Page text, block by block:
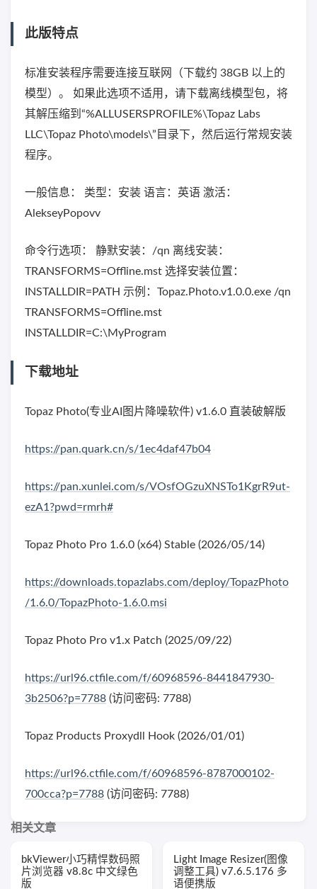
此版特点
标准安装程序需要连接互联网（下载约 38GB 以上的
模型）。 如果此选项不适用，请下载离线模型包，将
其解压缩到“%ALLUSERSPROFILE%\Topaz Labs
LLC\Topaz Photo\models\”目录下，然后运行常规安装
程序。
一般信息： 类型：安装 语言：英语 激活：
AlekseyPopovv
命令行选项： 静默安装：/qn 离线安装：
TRANSFORMS=Offline.mst 选择安装位置：
INSTALLDIR=PATH 示例：Topaz.Photo.v1.0.0.exe /qn
TRANSFORMS=Offline.mst
INSTALLDIR=C:\MyProgram
下载地址
Topaz Photo(专业AI图片降噪软件) v1.6.0 直装破解版
https://pan.quark.cn/s/1ec4daf47b04
https://pan.xunlei.com/s/VOsfOGzuXNSTo1KgrR9ut-
ezA1?pwd=rmrh#
Topaz Photo Pro 1.6.0 (x64) Stable (2026/05/14)
https://downloads.topazlabs.com/deploy/TopazPhoto
/1.6.0/TopazPhoto-1.6.0.msi
Topaz Photo Pro v1.x Patch (2025/09/22)
https://url96.ctfile.com/f/60968596-8441847930-
3b2506?p=7788 (访问密码: 7788)
Topaz Products Proxydll Hook (2026/01/01)
https://url96.ctfile.com/f/60968596-8787000102-
700cca?p=7788 (访问密码: 7788)
相关文章
bkViewer小巧精悍数码照
片浏览器 v8.8c 中文绿色
版
Light Image Resizer(图像
调整工具) v7.6.5.176 多
语便携版